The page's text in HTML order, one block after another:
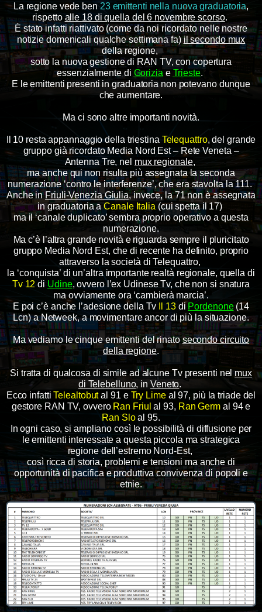
La regione vede ben23 emittenti nella nuova graduatoria,
rispetto alle 18 di quella del 6 novembre scorso.
È stato infatti riattivato (come da noi ricordato nelle nostre
notizie domenicali qualche settimana fa)il secondo mux
della regione,
sotto la nuova gestione di RAN TV, con copertura
essenzialmente di Gorizia e Trieste.
E le emittenti presenti in graduatoria non potevano dunque
che aumentare.
Ma ci sono altre importanti novità.
Il 10 resta appannaggio della triestina Telequattro, del grande
gruppo già ricordato Media Nord Est – Rete Veneta –
Antenna Tre, nel mux regionale,
ma anche qui non risulta più assegnata la seconda
numerazione ‘contro le interferenze’, che era stavolta la 111.
Anche inFriuli-Venezia Giulia, invece, la 71 non è assegnata
in graduatoria aCanale Italia (cui spetta il 17)
ma il ‘canale duplicato’ sembra proprio operativo a questa
numerazione.
Ma c’è l’altra grande novità e riguarda sempre il pluricitato
gruppo Media Nord Est, che di recente ha definito, proprio
attraverso la società di Telequattro,
la ‘conquista’ di un’altra importante realtà regionale, quella di
Tv 12 di Udine, ovvero l’ex Udinese Tv, che non si snatura
ma ovviamente ora ‘cambierà marcia’.
E poi c’è anche l’adesione della Tv
Il 13di Pordenone(14
Lcn) a Netweek, a movimentare ancor di più la situazione.
Ma vediamo le cinque emittenti del rinatosecondo circuito
della regione.
Si tratta di qualcosa di simile ad alcune Tv presenti nelmux
di Telebelluno, in Veneto.
Ecco infattiTelealtobutal 91 e Try Limeal 97, più la triade del
gestore RAN TV, ovvero Ran Friul al 93, Ran Germ al 94 e
Ran Sloal 95.
In ogni caso, si ampliano così le possibilità di diffusione per
le emittenti interessate a questa piccola ma strategica
regione dell’estremo Nord-Est,
così ricca di storia, problemi e tensioni ma anche di
opportunità di pacifica e produttiva convivenza di popoli e
etnie.